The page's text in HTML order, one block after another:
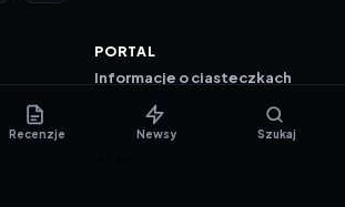
PORTAL
Informacje o ciasteczkach
Polityka prywatności
Recenzje Newsy Szukaj